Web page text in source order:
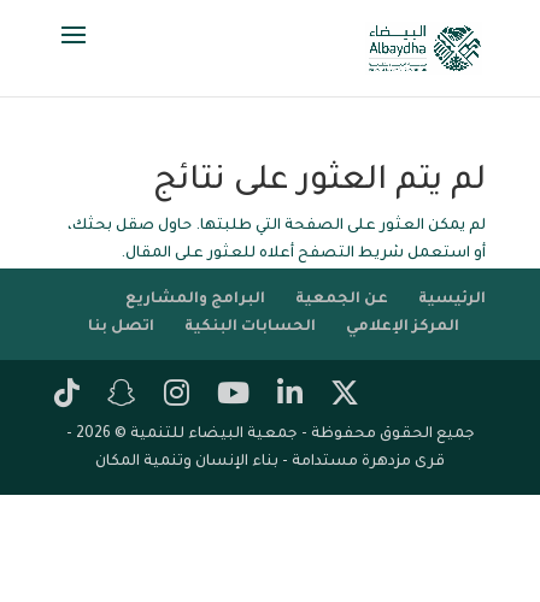
لم يتم العثور على نتائج
لم يمكن العثور على الصفحة التي طلبتها. حاول صقل بحثك،
أو استعمل شريط التصفح أعلاه للعثور على المقال.
الرئيسية عن الجمعية
البرامج والمشاريع
المركز الإعلامي
الحسابات البنكية اتصل بنا
جميع الحقوق محفوظة - جمعية البيضاء للتنمية © 2026 -
قرى مزدهرة مستدامة - بناء الإنسان وتنمية المكان